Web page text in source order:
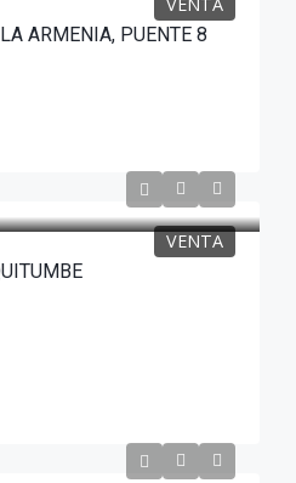
VENTA
ARMENIA, PUENTE 8
VENTA